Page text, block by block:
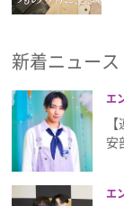
カフェ・グ
エンタメ
ライフスタ
プレゼント
新着ニュース
エ
安
エ